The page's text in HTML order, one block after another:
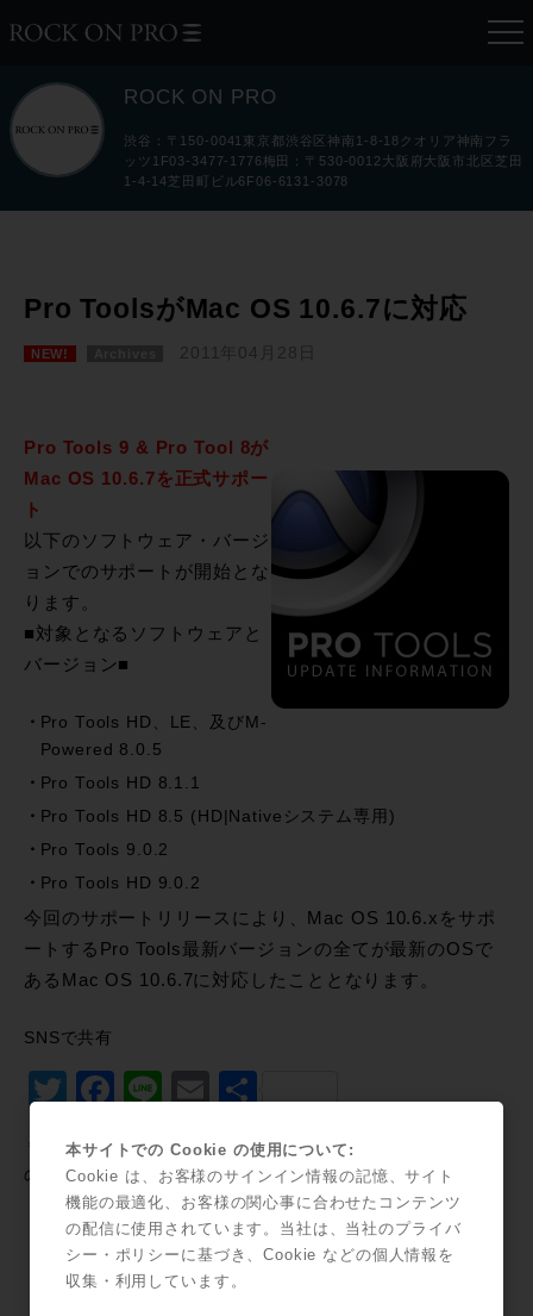
ROCK ON PRO
渋谷：〒150-0041東京都渋谷区神南1-8-18クオリア神南フラ
ッツ1F03-3477-1776梅田：〒530-0012大阪府大阪市北区芝田
1-4-14芝田町ビル6F06-6131-3078
Pro ToolsがMac OS 10.6.7に対応
NEW! 2011年04月28日
Pro Tools 9 & Pro Tool 8が
Mac OS 10.6.7を正式サポー
ト
以下のソフトウェア・バージ
ョンでのサポートが開始とな
ります。
■対象となるソフトウェアと
バージョン■
Pro Tools HD、LE、及びM-
Powered 8.0.5
Pro Tools HD 8.1.1
Pro Tools HD 8.5 (HD|Nativeシステム専用)
Pro Tools 9.0.2
Pro Tools HD 9.0.2
今回のサポートリリースにより、Mac OS 10.6.xをサポ
ートするPro Tools最新バージョンの全てが最新のOSで
あるMac OS 10.6.7に対応したこととなります。
SNSで共有
Twitter
Facebook
LineEmail
＊記事中に掲載されている情報は2011年04月28日時点のも
のです。
本サイトでの Cookie の使用について:
Cookie は、お客様のサインイン情報の記憶、サイト
機能の最適化、お客様の関心事に合わせたコンテンツ
の配信に使用されています。当社は、当社のプライバ
シー・ポリシーに基づき、Cookie などの個人情報を
収集・利用しています。